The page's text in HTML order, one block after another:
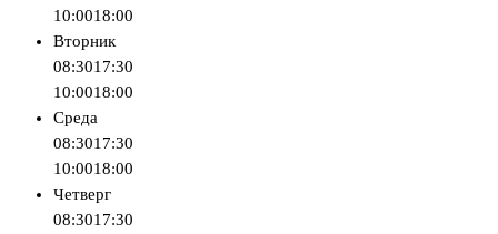
10:0018:00
Вторник
08:3017:30
10:0018:00
Среда
08:3017:30
10:0018:00
Четверг
08:3017:30